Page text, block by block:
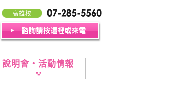
高雄校
說明會・活動情報